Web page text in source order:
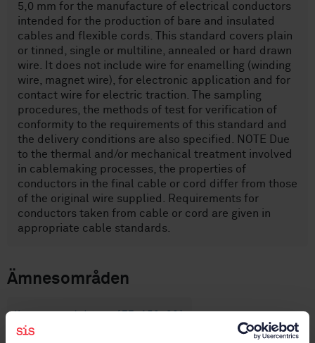
5,0 mm for the manufacture of electrical conductors
intended for the production of bare and insulated
cables and flexible cords. This standard covers plain
or tinned, single or multiline, annealed or hard drawn
wire. It does not include wire for enamelling (winding
wire, magnet wire), for electronic application and for
contact wire for electric traction. The sampling
procedures, the methods of test for verification of
conformity to the requirements of this standard and
the delivery conditions are also specified. NOTE Due
to the thermal and/or mechanical treatment involved
in cablemaking processes, the properties of
conductors in the final cable or cord differ from those
of the original wire supplied. Requirements for
conductors taken from cable or cord are given in
appropriate cable standards.
Ämnesområden
Kopparprodukter (77.150.30)